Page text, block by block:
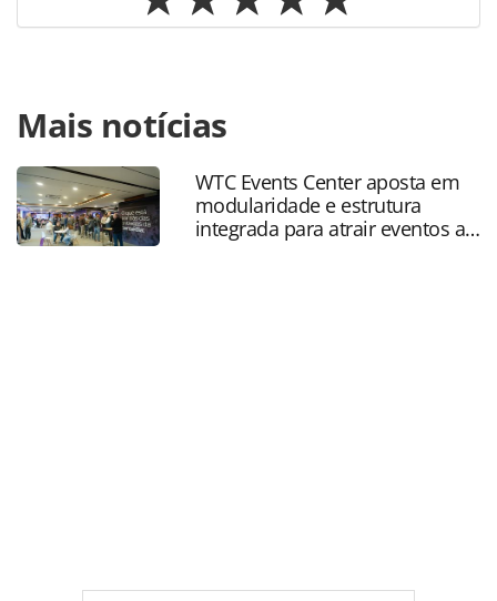
https://www.panrotas.com.br/mercado/tecnologia/2020/
sao-os-apps-mais-usados-por-lideres-do-
turismo_170884.html ou as ferramentas oferecidas na
página. Todo o conteúdo produzido pela PANROTAS
Editora é protegido pela legislação brasileira sobre direito
autoral. Não reproduza o conteúdo sem autorização da
Mais notícias
WTC Events Center aposta em
modularidade e estrutura
integrada para atrair eventos a